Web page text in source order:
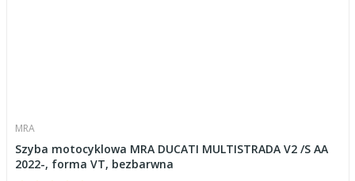
MRA
Szyba motocyklowa MRA DUCATI MULTISTRADA V2 /S AA
2022-, forma VT, bezbarwna